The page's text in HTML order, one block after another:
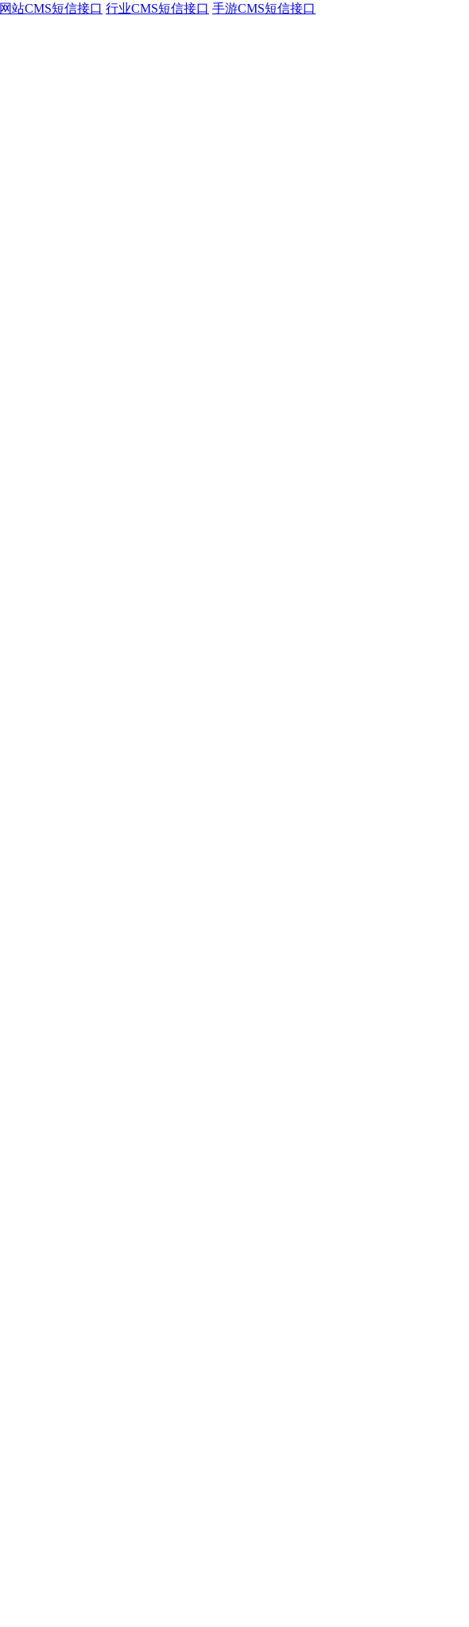
网站CMS短信接口 行业CMS短信接口 手游CMS短信接口